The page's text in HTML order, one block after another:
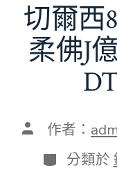
切爾西
柔佛J
文 作者：
分
類
分類於